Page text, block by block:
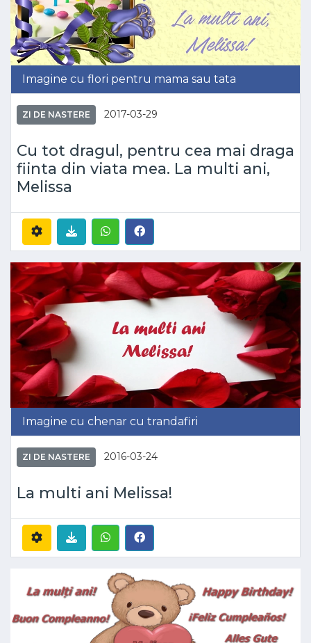
Imagine cu flori pentru mama sau tata
ZI DE NASTERE 2017-03-29
Cu tot dragul, pentru cea mai draga
fiinta din viata mea. La multi ani,
Melissa
Imagine cu chenar cu trandafiri
ZI DE NASTERE 2016-03-24
La multi ani Melissa!